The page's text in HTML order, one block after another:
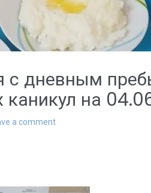
дневным
каникул на
a comment